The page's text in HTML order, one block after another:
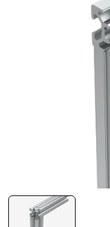
Система V-паза
Алюминиевые
Алюминиевая
Метрический